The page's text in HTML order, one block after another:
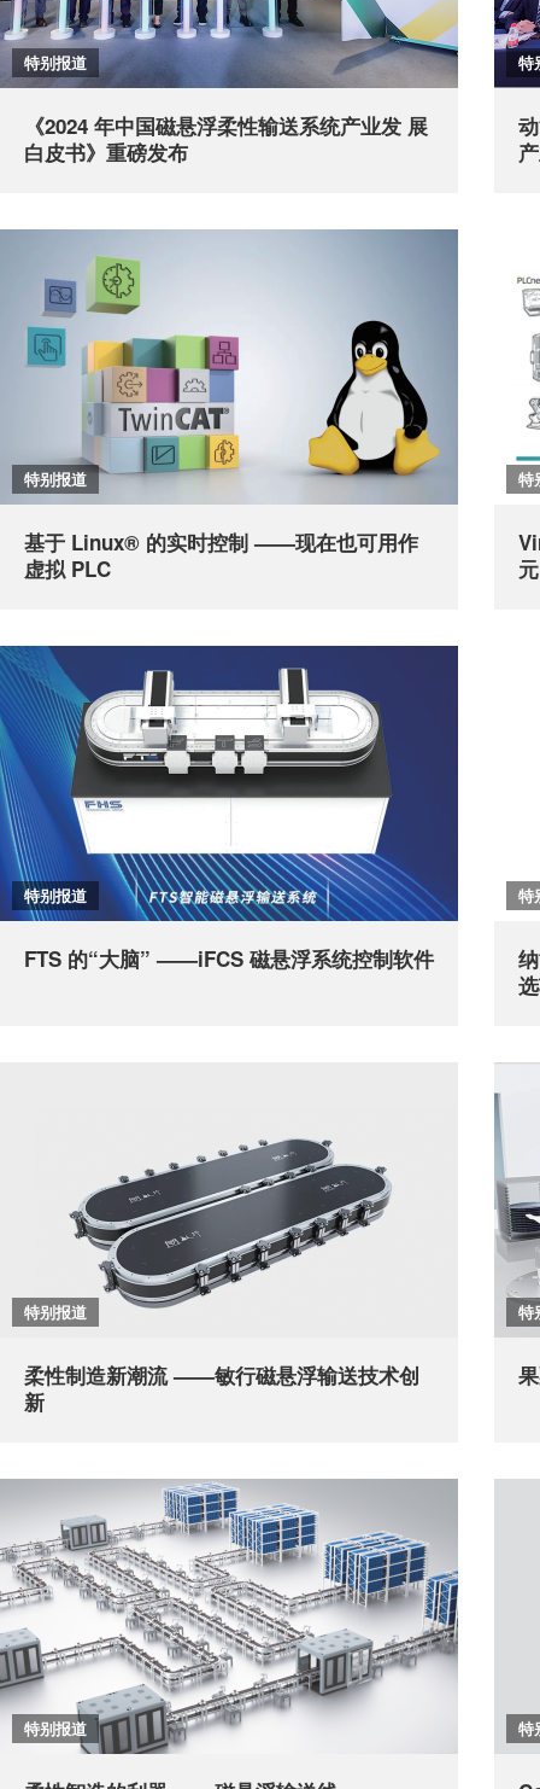
特别报道
《2024 年中国磁悬浮柔性输送系统产业发 展
白皮书》重磅发布
特
特别报道
基于 Linux® 的实时控制 ——现在也可用作
虚拟 PLC
特
元
特别报道
FTS 的“大脑” ——iFCS 磁悬浮系统控制软件
特
特别报道
柔性制造新潮流 ——敏行磁悬浮输送技术创
新
特
特别报道 特